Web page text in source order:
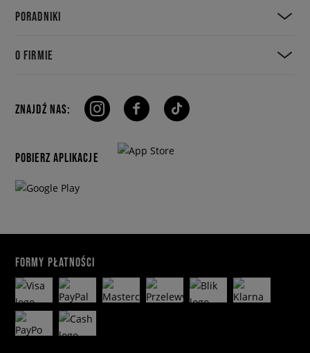
PORADNIKI
O FIRMIE
ZNAJDŹ NAS:
POBIERZ APLIKACJE
FORMY PŁATNOŚCI